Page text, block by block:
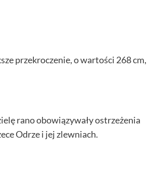
przekroczenie, o wartości 268 cm,
rano obowiązywały ostrzeżenia
Odrze i jej zlewniach.